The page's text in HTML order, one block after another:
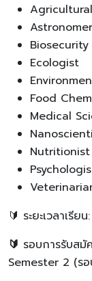
Astronomer
Ecologist
Food
Medical
Nutritionist
🔰 ระยะเวลาเรีย
🔰 รอบการรับส
Semester 2 (ร